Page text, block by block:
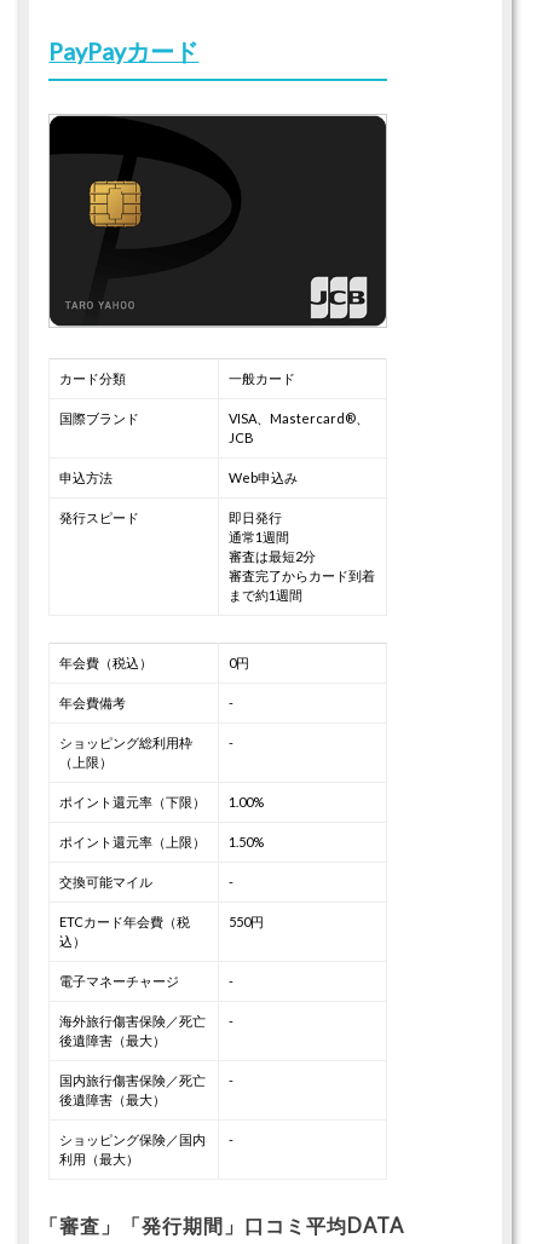
PayPayカード
カード分類 一般カード
国際ブランド
VISA、Mastercard®、
JCB
申込方法 Web申込み
発行スピード
即日発行
通常1週間
審査は最短2分
審査完了からカード到着
まで約1週間
年会費（税込） 0円
年会費備考 -
ショッピング総利用枠
（上限）
-
ポイント還元率（下限） 1.00%
ポイント還元率（上限） 1.50%
交換可能マイル -
ETCカード年会費（税
込）
550円
電子マネーチャージ -
海外旅行傷害保険／死亡
後遺障害（最大）
-
国内旅行傷害保険／死亡
後遺障害（最大）
-
ショッピング保険／国内
利用（最大）
-
「審査」「発行期間」口コミ平均DATA